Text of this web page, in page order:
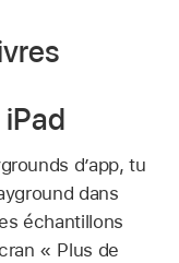
d’app, tu
dans
échantillons
« Plus de